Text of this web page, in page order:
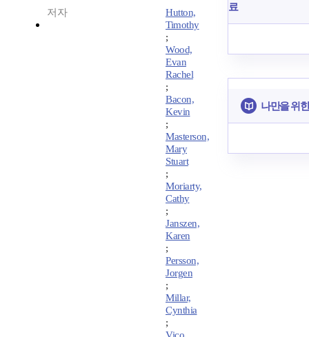
저자
Hutton,
Timothy
;
Wood,
Evan
Rachel
;
Bacon,
Kevin
;
Masterson,
Mary
Stuart
;
Moriarty,
Cathy
;
Janszen,
Karen
;
Persson,
Jorgen
;
Millar,
Cynthia
;
료
나만을 위